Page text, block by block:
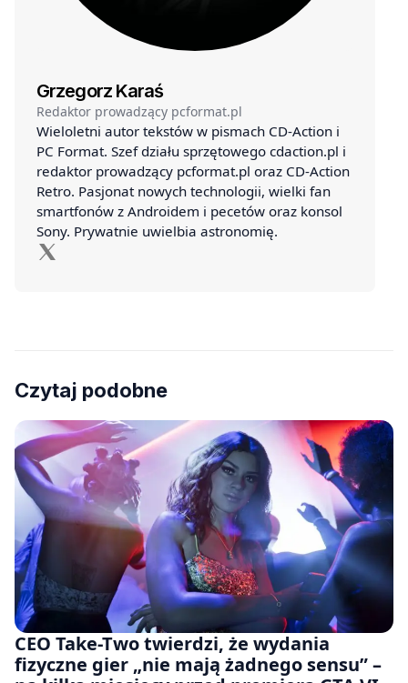
Grzegorz Karaś
Redaktor prowadzący pcformat.pl
Wieloletni autor tekstów w pismach CD-Action i
PC Format. Szef działu sprzętowego cdaction.pl i
redaktor prowadzący pcformat.pl oraz CD-Action
Retro. Pasjonat nowych technologii, wielki fan
smartfonów z Androidem i pecetów oraz konsol
Sony. Prywatnie uwielbia astronomię.
Czytaj podobne
CEO Take-Two twierdzi, że wydania
fizyczne gier „nie mają żadnego sensu” –